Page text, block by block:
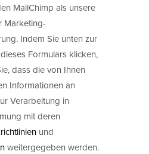
MailChimp als unsere
Marketing-
Indem Sie unten zur
Formulars klicken,
dass die von Ihnen
Informationen an
Verarbeitung in
mit deren
und
weitergegeben werden.